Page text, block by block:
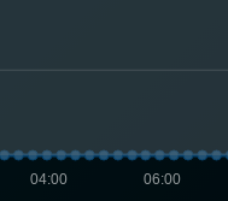
06:00
04:00